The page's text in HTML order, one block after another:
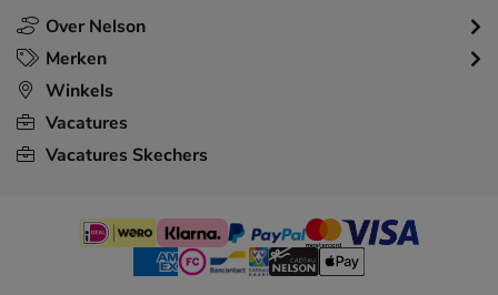
Over Nelson
Merken
Winkels
Vacatures
Vacatures Skechers